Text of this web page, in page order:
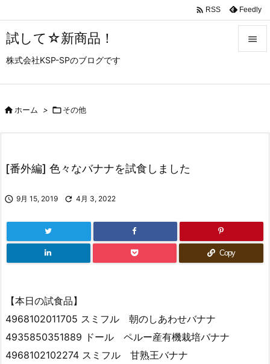
試して☆新商品！
株式会社KSP-SPのブログです

 RSS Feedly
ホーム > その他
[番外編] 色々なバナナを試食しました
 9月 15, 2019  4月 3, 2022
Copy
【本日の試食品】
4968102011705 スミフル 朝のしあわせバナナ
4935850351889 ドール ペルー産有機栽培バナナ
4968102102274 スミフル 甘熟王バナナ